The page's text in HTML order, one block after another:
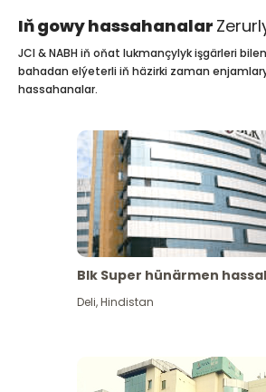
Iň gowy hassahanalar
JCI & NABH iň oňat lukmançylyk işgärleri
bahadan elýeterli iň häzirki zaman
hassahanalar.
Blk Super hünärmen
Deli,Hindistan